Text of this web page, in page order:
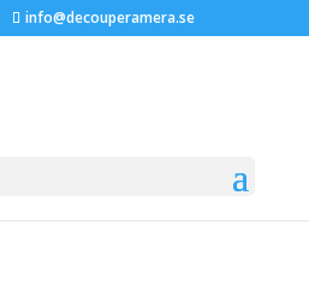
info@decouperamera.se